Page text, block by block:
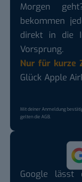
Morgen
bekommen
direkt in die
Vorsprung.
Nur für kurze
Glück Apple
Mit deiner Anmeldung
gelten dieAGB.
Google lässt